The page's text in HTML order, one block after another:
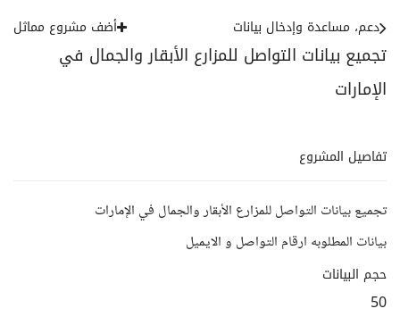
تجميع بيانات التواصل للمزارع الأبقار والجمال في
الإمارات
دعم، مساعدة وإدخال بيانات أضف مشروع مماثل
تفاصيل المشروع
تجميع بيانات التواصل للمزارع الأبقار والجمال في الإمارات
بيانات المطلوبه ارقام التواصل و الايميل
حجم البيانات
50